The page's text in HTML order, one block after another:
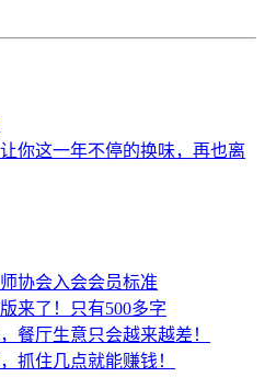
你这一年不停的换味，再也离
协会入会会员标准
来了！只有500多字
餐厅生意只会越来越差！
抓住几点就能赚钱！